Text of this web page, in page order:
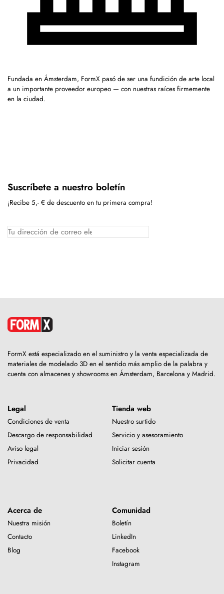
Fundada en Ámsterdam, FormX pasó de ser una fundición de arte local
a un importante proveedor europeo — con nuestras raíces firmemente
en la ciudad.
Suscríbete a nuestro boletín
¡Recibe 5,- € de descuento en tu primera compra!
FormX está especializado en el suministro y la venta especializada de
materiales de modelado 3D en el sentido más amplio de la palabra y
cuenta con almacenes y showrooms en Ámsterdam, Barcelona y Madrid.
Legal
Condiciones de venta
Descargo de responsabilidad
Aviso legal
Privacidad
Tienda web
Nuestro surtido
Servicio y asesoramiento
Iniciar sesión
Solicitar cuenta
Acerca de
Nuestra misión
Contacto
Blog
Comunidad
Boletín
LinkedIn
Facebook
Instagram